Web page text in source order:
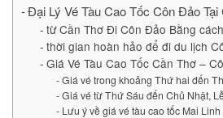
Đại Lý Vé Tàu Cao Tốc Côn Đảo
từ Cần Thơ Đi Côn Đảo Bằng
thời gian hoàn hảo để đi du lịch
Giá Vé Tàu Cao Tốc Cần Thơ –
Giá vé trong khoảng Thứ hai đến
Giá vé từ Thứ Sáu đến Chủ Nhật,
Lưu ý về giá vé tàu cao tốc Mai